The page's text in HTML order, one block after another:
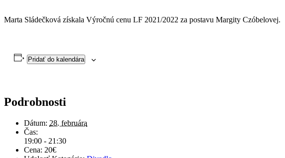
Marta Sládečková získala Výročnú cenu LF 2021/2022 za postavu Margity Czóbelovej.
Pridať do kalendára
Podrobnosti
Dátum: 28. februára
Čas:
19:00 - 21:30
Cena: 20€